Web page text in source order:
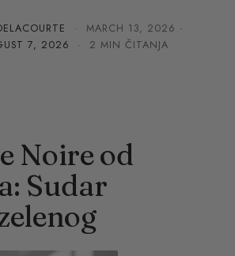
· MARCH 13, 2026 ·
7, 2026 · 2 MIN ČITANJA
Noire od
Sudar